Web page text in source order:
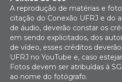
A reprodução de matérias e
citação do Conexão UFRJ e do
de áudio, deverão constar os
em sendo explicitados, dos
de vídeo, esses créditos
UFRJ no YouTube e, caso
Fotos devem ser atribuídas à
ao nome do fotógrafo.